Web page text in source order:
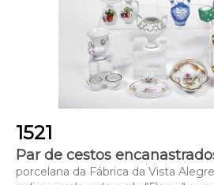
1521
Par de cestos
porcelana da Fábrica da Vista